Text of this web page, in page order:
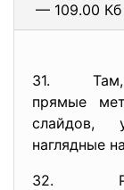
— 109.00 Кб
31. Там,
прямые
слайдов,
наглядные
32.